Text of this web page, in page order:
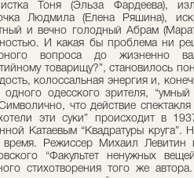
Тоня (Эльза Фардеева),
Людмила (Елена Ряшина),
и вечно голодный Абрам
И какая бы проблема ни
вопроса до жизненно
товарищу?”, становилось
колоссальная энергия и,
одного одесского зрителя,
что действие
эти суки” происходит в
Катаевым “Квадратуры
время. Режиссер Михаил Левитин
“Факультет ненужных
стихотворения того же